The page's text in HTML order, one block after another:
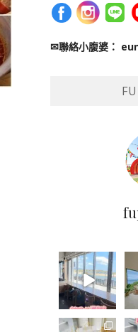
✉聯絡小腹婆：